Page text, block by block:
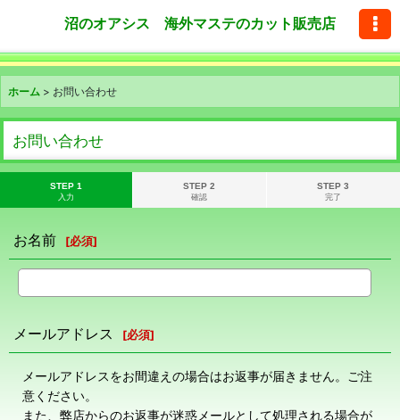
沼のオアシス 海外マステのカット販売店
ホーム > お問い合わせ
お問い合わせ
STEP 1
入力
STEP 2
確認
STEP 3
完了
お名前 [必須]
メールアドレス [必須]
メールアドレスをお間違えの場合はお返事が届きません。ご注
意ください。
また、弊店からのお返事が迷惑メールとして処理される場合が